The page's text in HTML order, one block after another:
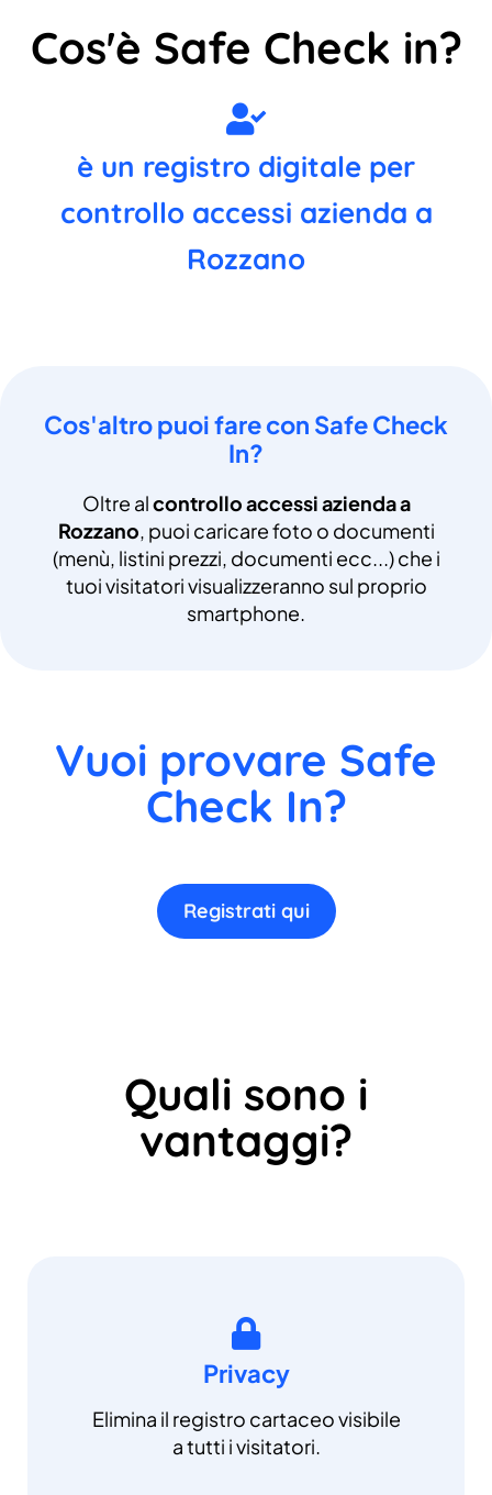
Cos'è Safe Check in?
è un registro digitale per
controllo accessi azienda a
Rozzano
Cos'altro puoi fare con Safe Check
In?
Oltre alcontrollo accessi azienda a
Rozzano, puoi caricare foto o documenti
(menù, listini prezzi, documenti ecc...) che i
tuoi visitatori visualizzeranno sul proprio
smartphone.
Vuoi provare Safe
Check In?
Registrati qui
Quali sono i
vantaggi?
Privacy
Elimina il registro cartaceo visibile
a tutti i visitatori.